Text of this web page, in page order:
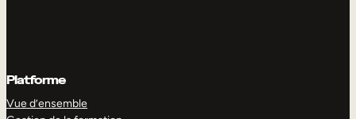
Platforme
Vue d’ensemble